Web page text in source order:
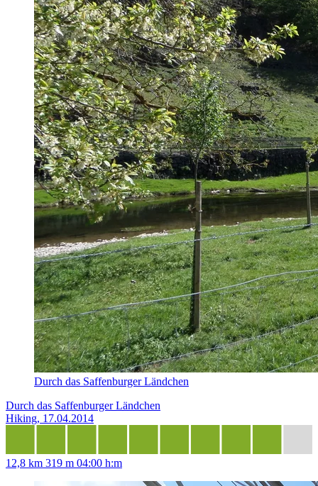
Durch das Saffenburger Ländchen
Durch das Saffenburger Ländchen
Hiking, 17.04.2014
12,8 km 319 m 04:00 h:m